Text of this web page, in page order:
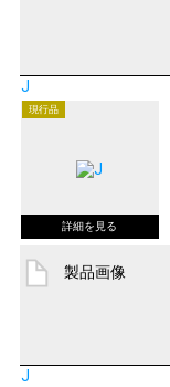
J
現行品
製品画像
J